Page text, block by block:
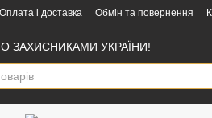
Оплата і доставка Обмін та повернення
ЗАХИСНИКАМИ УКРАЇНИ!